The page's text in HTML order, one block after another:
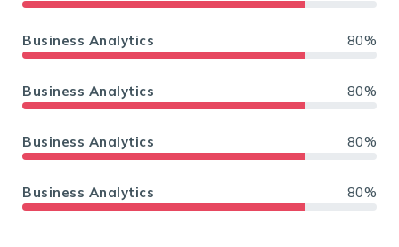
Business Analytics 80%
Business Analytics 80%
Business Analytics 80%
Business Analytics 80%